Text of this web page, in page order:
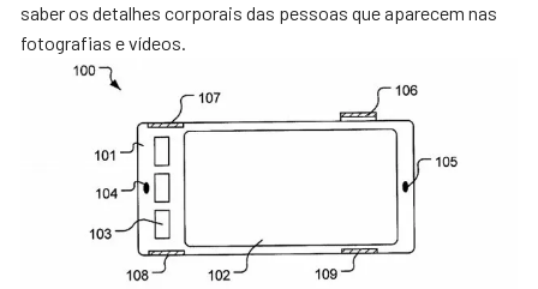
saber os detalhes corporais das pessoas que aparecem nas
fotografias e vídeos.